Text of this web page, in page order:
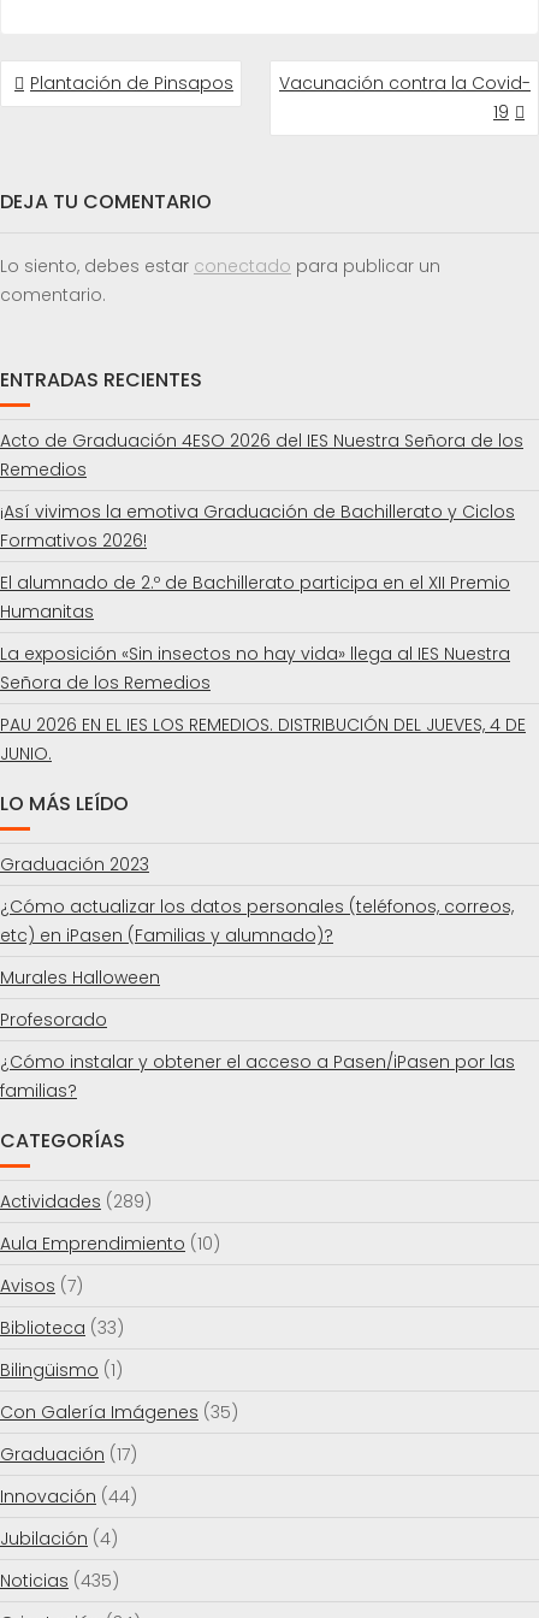
NAVEGACIÓN
DE
Plantación de Pinsapos
Vacunación contra la Covid-
19
DEJA TU COMENTARIO
Lo siento, debes estar conectado para publicar un
comentario.
ENTRADAS RECIENTES
Acto de Graduación 4ESO 2026 del IES Nuestra Señora de los
Remedios
¡Así vivimos la emotiva Graduación de Bachillerato y Ciclos
Formativos 2026!
El alumnado de 2.º de Bachillerato participa en el XII Premio
Humanitas
La exposición «Sin insectos no hay vida» llega al IES Nuestra
Señora de los Remedios
PAU 2026 EN EL IES LOS REMEDIOS. DISTRIBUCIÓN DEL JUEVES, 4 DE
JUNIO.
LO MÁS LEÍDO
Graduación 2023
¿Cómo actualizar los datos personales (teléfonos, correos,
etc) en iPasen (Familias y alumnado)?
Murales Halloween
Profesorado
¿Cómo instalar y obtener el acceso a Pasen/iPasen por las
familias?
CATEGORÍAS
Actividades (289)
Aula Emprendimiento (10)
Avisos (7)
Biblioteca (33)
Bilingüismo (1)
Con Galería Imágenes (35)
Graduación (17)
Innovación (44)
Jubilación (4)
Noticias (435)